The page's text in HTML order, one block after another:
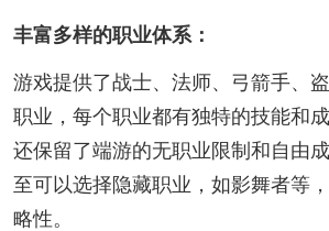
丰富多样的职业体系：
游戏提供了战士、法师、弓箭手、
职业，每个职业都有独特的技能和
还保留了端游的无职业限制和自由
至可以选择隐藏职业，如影舞者等
略性。